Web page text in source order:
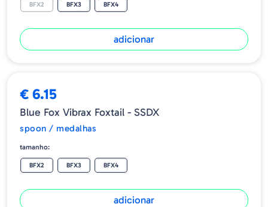
BFX2 BFX3 BFX4
adicionar
€ 6.15
Blue Fox Vibrax Foxtail - SSDX
spoon / medalhas
tamanho:
BFX2 BFX3 BFX4
adicionar